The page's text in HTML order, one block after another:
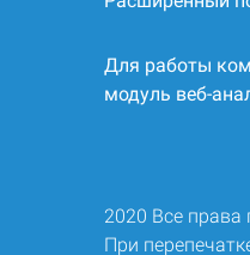
Для работы
модуль веб-
2020 Все права
При